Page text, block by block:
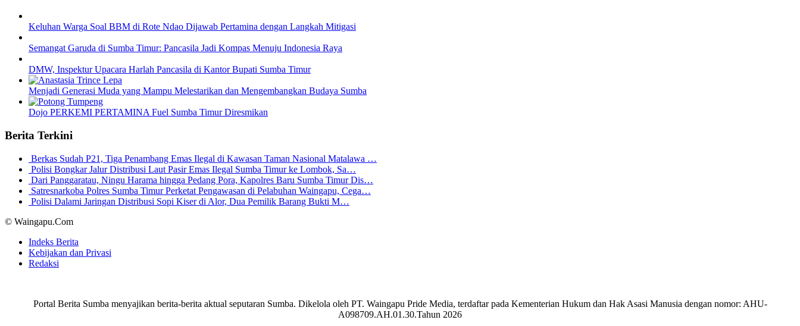
Keluhan Warga Soal BBM di Rote Ndao Dijawab Pertamina dengan Langkah Mitigasi
Semangat Garuda di Sumba Timur: Pancasila Jadi Kompas Menuju Indonesia Raya
DMW, Inspektur Upacara Harlah Pancasila di Kantor Bupati Sumba Timur
Menjadi Generasi Muda yang Mampu Melestarikan dan Mengembangkan Budaya Sumba
Dojo PERKEMI PERTAMINA Fuel Sumba Timur Diresmikan
Berita Terkini
Berkas Sudah P21, Tiga Penambang Emas Ilegal di Kawasan Taman Nasional Matalawa …
Polisi Bongkar Jalur Distribusi Laut Pasir Emas Ilegal Sumba Timur ke Lombok, Sa…
Dari Panggaratau, Ningu Harama hingga Pedang Pora, Kapolres Baru Sumba Timur Dis…
Satresnarkoba Polres Sumba Timur Perketat Pengawasan di Pelabuhan Waingapu, Cega…
Polisi Dalami Jaringan Distribusi Sopi Kiser di Alor, Dua Pemilik Barang Bukti M…
© Waingapu.Com
Indeks Berita
Kebijakan dan Privasi
Redaksi
Portal Berita Sumba menyajikan berita-berita aktual seputaran Sumba. Dikelola oleh PT. Waingapu Pride Media, terdaftar pada Kementerian Hukum dan Hak Asasi Manusia dengan nomor: AHU-
A098709.AH.01.30.Tahun 2026